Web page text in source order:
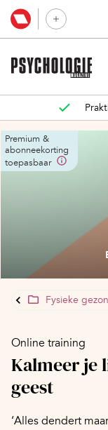
Premium &
abonneekorting
toepasbaar
Fysieke
Online training
Kalmeer je
geest
‘Alles dendert